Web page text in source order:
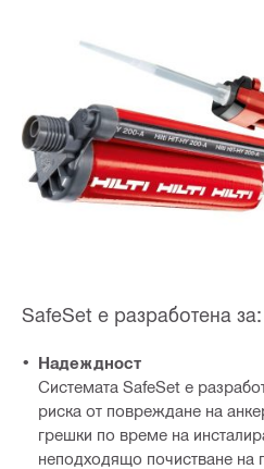
SafeSet е разработена за:
Надеждност
Системата SafeSet е
риска от повреждане на
грешки по време на
неподходящо почистване на